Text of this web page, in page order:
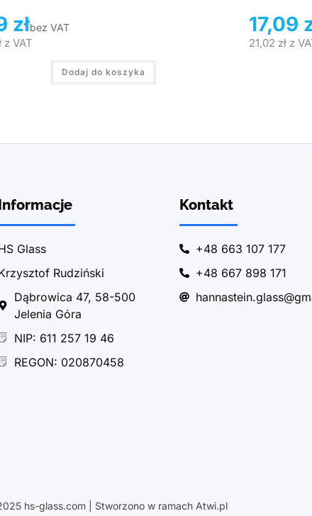
złbez VAT
z VAT
Dodaj do koszyka
17,09
21,02 złz
Glass
Rudziński
Dąbrowica 47, 58-500
Jelenia Góra
NIP: 611 257 19 46
REGON: 020870458
Kontakt
+48 663 107 177
+48 667 898 171
hs-glass.com | Stworzono w ramach Atwi.pl